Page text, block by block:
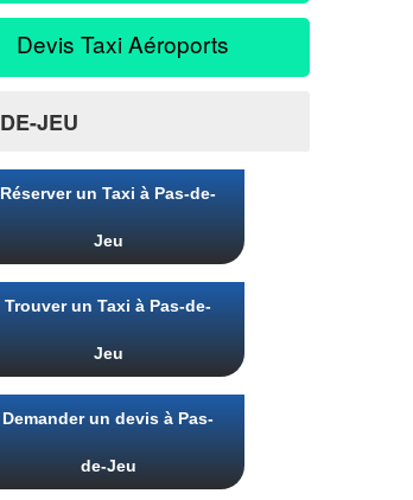
Devis Taxi Aéroports
JEU
Réserver un Taxi à Pas-de-
Jeu
Trouver un Taxi à Pas-de-
Jeu
Demander un devis à Pas-
de-Jeu